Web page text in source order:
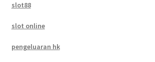
slot88
slot online
pengeluaran hk